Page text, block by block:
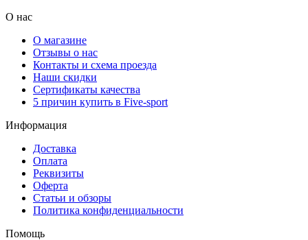
О нас
О магазине
Отзывы о нас
Контакты и схема проезда
Наши скидки
Сертификаты качества
5 причин купить в Five-sport
Информация
Доставка
Оплата
Реквизиты
Оферта
Статьи и обзоры
Политика конфиденциальности
Помощь